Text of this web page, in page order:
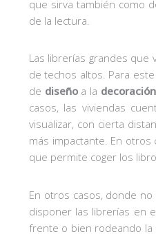
que sirva también como
de la lectura.
Las librerías grandes que
de techos altos. Para
de diseñoa la decoración
casos, las viviendas
visualizar, con cierta
más impactante. En
que permite coger los
En otros casos, donde
disponer las librerías en
frente o bien rodeando